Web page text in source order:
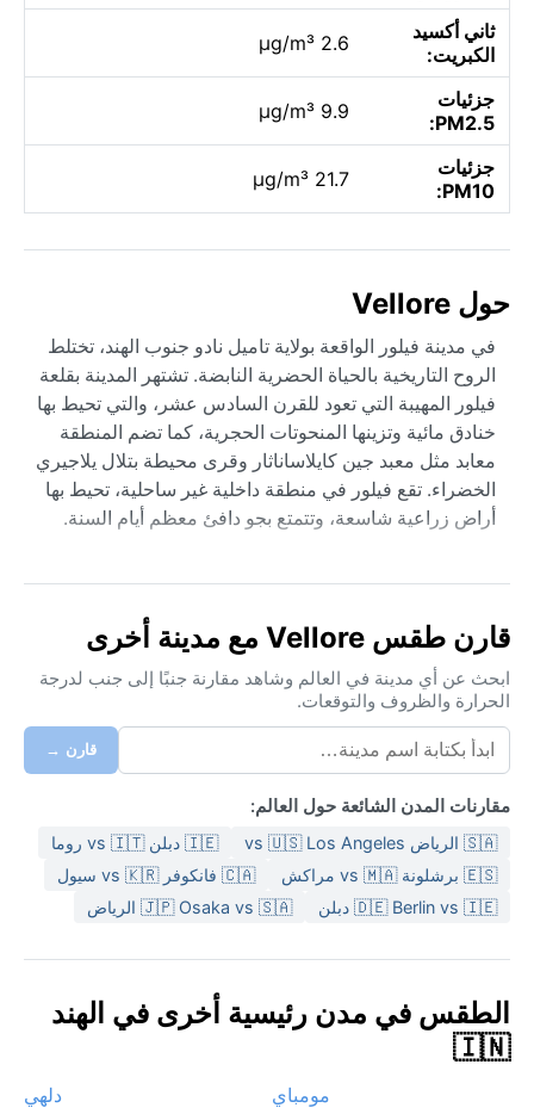
ثاني أكسيد
الكبريت:
2.6 µg/m³
جزئيات
PM2.5:
9.9 µg/m³
جزئيات
PM10:
21.7 µg/m³
حول Vellore
في مدينة فيلور الواقعة بولاية تاميل نادو جنوب الهند، تختلط
الروح التاريخية بالحياة الحضرية النابضة. تشتهر المدينة بقلعة
فيلور المهيبة التي تعود للقرن السادس عشر، والتي تحيط بها
خنادق مائية وتزينها المنحوتات الحجرية، كما تضم المنطقة
معابد مثل معبد جين كايلاساناثار وقرى محيطة بتلال يلاجيري
الخضراء. تقع فيلور في منطقة داخلية غير ساحلية، تحيط بها
أراض زراعية شاسعة، وتتمتع بجو دافئ معظم أيام السنة.
Aw)، حيث الصيف حار جداً من مارس إلى يونيو، وتتجاوز
الحرارة 40 درجة مئوية، مع رطوبة عالية تسبب الإحساس
بالاختناق. أما الشتاء من نوفمبر إلى فبراير فمعتدل وجاف،
وقد تصل الحرارة ليلاً إلى 18 درجة مئوية. يمتد موسم الأمطار
من يونيو إلى سبتمبر، حيث تهطل الرياح الموسمية الجنوبية
الغربية أمطاراً غزيرة تصل إلى 900 ملم سنوياً، وتزداد
الرطوبة بشكل كبير. ما يُنصح بحزمه أثناء السفر إلى فيلور هو
المطر في موسم الأمطار، مع سترة خفيفة لأمسيات الشتاء.
أفضل وقت لزيارة فيلور مناخياً هو بين نوفمبر وفبراير، حيث
الأجواء لطيفة ومشمسة دون حرارة شديدة. الظواهر المناخية
البارزة تشمل هطول الأمطار الموسمية الغزيرة التي قد تؤدي
ثلوج، لكن العواصف الرعدية المصحوبة برياح قوية تحدث أحياناً
مع بداية الموسم المطري.
قارن طقس Vellore مع مدينة أخرى
ابحث عن أي مدينة في العالم وشاهد مقارنة جنبًا إلى جنب لدرجة
الحرارة والظروف والتوقعات.
قارن →
مقارنات المدن الشائعة حول العالم:
🇸🇦 الرياض vs 🇺🇸 Los Angeles
🇮🇪 دبلن vs 🇮🇹 روما
🇪🇸 برشلونة vs 🇲🇦 مراكش
🇨🇦 فانكوفر vs 🇰🇷 سيول
🇩🇪 Berlin vs 🇮🇪 دبلن
🇯🇵 Osaka vs 🇸🇦 الرياض
الطقس في مدن رئيسية أخرى في الهند
🇮🇳
مومباي
دلهي